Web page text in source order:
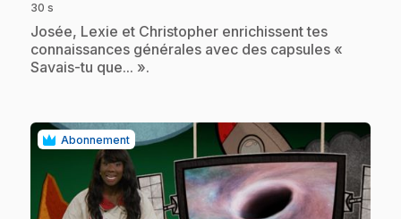
30 s
.Josée, Lexie et Christopher enrichissent tes
connaissances générales avec des capsules «
Savais-tu que... ».
Abonnement